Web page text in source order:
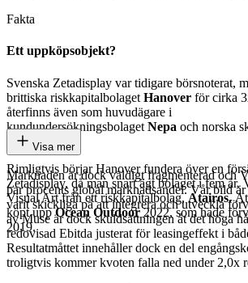
Fakta
Ett uppköpsobjekt?
Svenska Zetadisplay var tidigare börsnoterat,
brittiska riskkapitalbolaget Hanover för cirka
återfinns även som huvudägare i
kundundersökningsbolaget Nepa och norska
Gruppen
Rimligtvis börjar Hanover fundera över en
Zetadisplay, då man snart ägt bolaget i fem år.
Visual Art från ett riskkapitalbolag,Atairos.
köpt uppOcean Outdoor2022, som hade
2019.
Visa mer
Marknaden är dock väldigt fragmenterad och
par procents global marknadsandel. Vår bild
varit skickliga på att integrera och utveckla
av Muse är dock skuldsättningen åt det höga
redovisad Ebitda justerat för leasingeffekt i
Resultatmåttet innehåller dock en del
troligtvis kommer kvoten falla ned under 2,0x